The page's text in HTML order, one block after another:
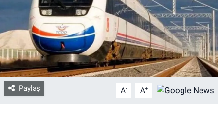
Paylaş A- A+